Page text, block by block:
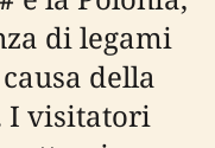
di legami
della
I visitatori